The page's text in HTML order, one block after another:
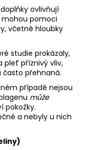
ovlivňují
mohou pomoci
včetně hloubky
studie prokázaly,
pleť příznivý vliv,
přehnaná.
případě nejsou
může
pokožky.
a nebyly u nich